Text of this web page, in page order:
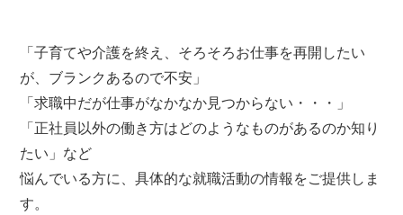
「子育てや介護を終え、そろそろお仕事を再開したい
が、ブランクあるので不安」
「求職中だが仕事がなかなか見つからない・・・」
「正社員以外の働き方はどのようなものがあるのか知り
たい」など
悩んでいる方に、具体的な就職活動の情報をご提供しま
す。